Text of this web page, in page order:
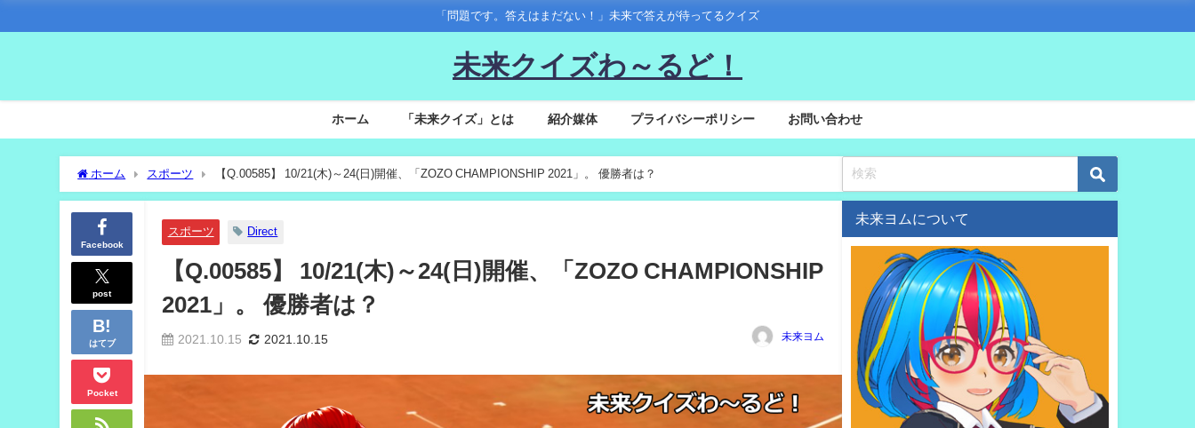
「問題です。答えはまだない！」未来で答えが待ってるクイズ
未来クイズわ～るど！
ホーム 「未来クイズ」とは 紹介媒体 プライバシーポリシー お問い合わせ
ホーム スポーツ 【Q.00585】 10/21(木)～24(日)開催、「ZOZO CHAMPIONSHIP 2021」。 優勝者は？
Facebook
post
はてブ
Pocket
スポーツ Direct
【Q.00585】 10/21(木)～24(日)開催、「ZOZO CHAMPIONSHIP
2021」。 優勝者は？
2021.10.15 2021.10.15 未来ヨム
未来ヨムについて